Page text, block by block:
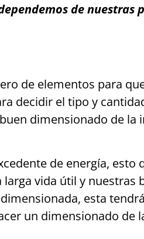
de nuestras
de elementos para
decidir el tipo y
dimensionado de la
de energía, esto
vida útil y nuestras
esta
un dimensionado de